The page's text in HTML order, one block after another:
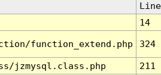
Line
14
function_extend.php 324
jzmysql.class.php
211